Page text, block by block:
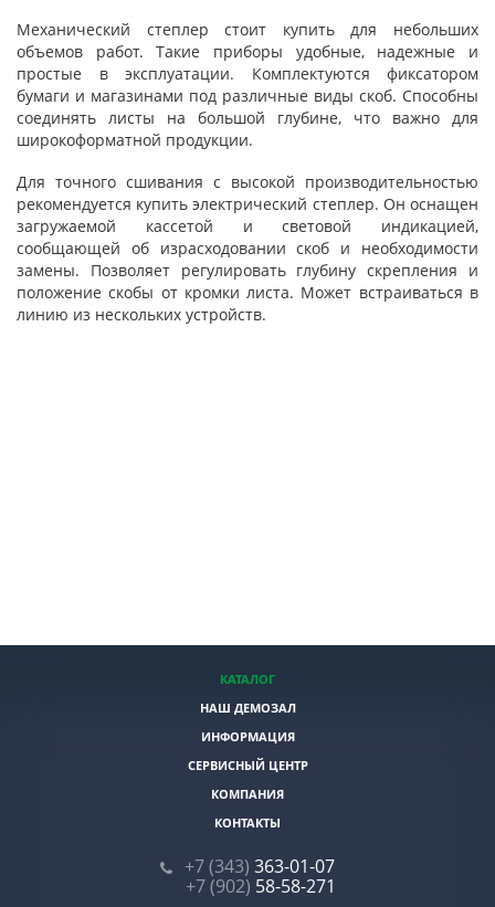
Механический степлер стоит купить для небольших
объемов работ. Такие приборы удобные, надежные и
простые в эксплуатации. Комплектуются фиксатором
бумаги и магазинами под различные виды скоб. Способны
соединять листы на большой глубине, что важно для
широкоформатной продукции.
Для точного сшивания с высокой производительностью
рекомендуется купить электрический степлер. Он оснащен
загружаемой кассетой и световой индикацией,
сообщающей об израсходовании скоб и необходимости
замены. Позволяет регулировать глубину скрепления и
положение скобы от кромки листа. Может встраиваться в
линию из нескольких устройств.
КАТАЛОГ
НАШ ДЕМОЗАЛ
ИНФОРМАЦИЯ
СЕРВИСНЫЙ ЦЕНТР
КОМПАНИЯ
КОНТАКТЫ
+7 (343) 363-01-07
+7 (902) 58-58-271